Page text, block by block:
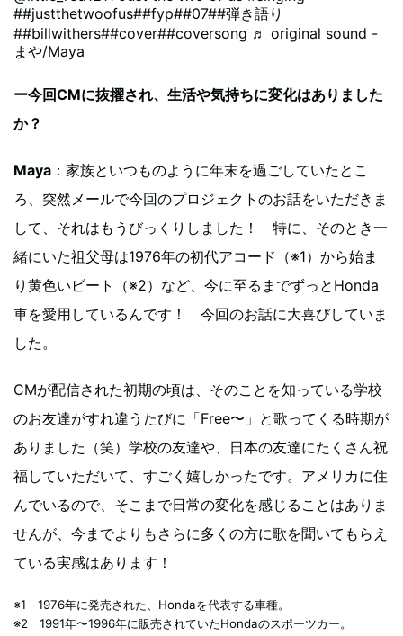
##justthetwoofus##fyp##07##弾き語り
##billwithers##cover##coversong ♬ original sound -
まや/Maya
ー今回CMに抜擢され、生活や気持ちに変化はありました
か？
Maya ：家族といつものように年末を過ごしていたとこ
ろ、突然メールで今回のプロジェクトのお話をいただきま
して、それはもうびっくりしました！ 特に、そのとき一
緒にいた祖父母は1976年の初代アコード（※1）から始ま
り黄色いビート（※2）など、今に至るまでずっとHonda
車を愛用しているんです！ 今回のお話に大喜びしていま
した。
CMが配信された初期の頃は、そのことを知っている学校
のお友達がすれ違うたびに「Free〜」と歌ってくる時期が
ありました（笑）学校の友達や、日本の友達にたくさん祝
福していただいて、すごく嬉しかったです。アメリカに住
んでいるので、そこまで日常の変化を感じることはありま
せんが、今までよりもさらに多くの方に歌を聞いてもらえ
ている実感はあります！
※1 1976年に発売された、Hondaを代表する車種。
※2 1991年〜1996年に販売されていたHondaのスポーツカー。